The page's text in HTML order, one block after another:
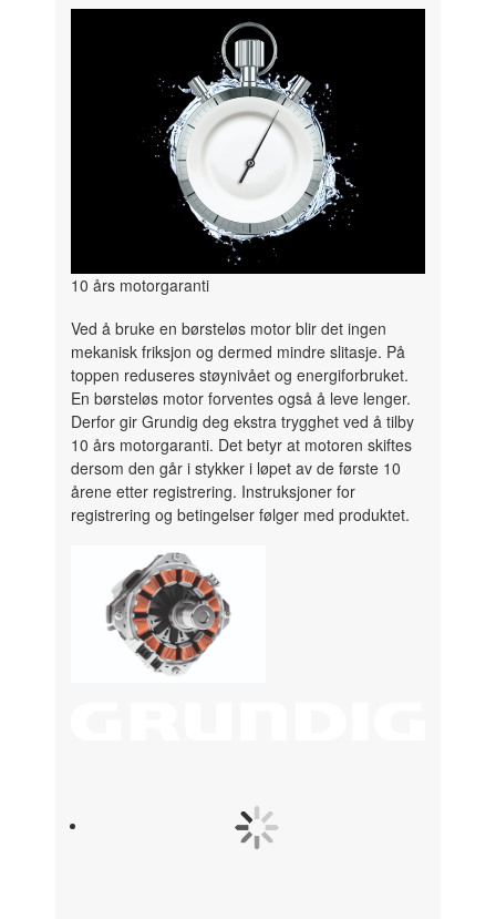
10 års motorgaranti
Ved å bruke en børsteløs motor blir det ingen
mekanisk friksjon og dermed mindre slitasje. På
toppen reduseres støynivået og energiforbruket.
En børsteløs motor forventes også å leve lenger.
Derfor gir Grundig deg ekstra trygghet ved å tilby
10 års motorgaranti. Det betyr at motoren skiftes
dersom den går i stykker i løpet av de første 10
årene etter registrering. Instruksjoner for
registrering og betingelser følger med produktet.